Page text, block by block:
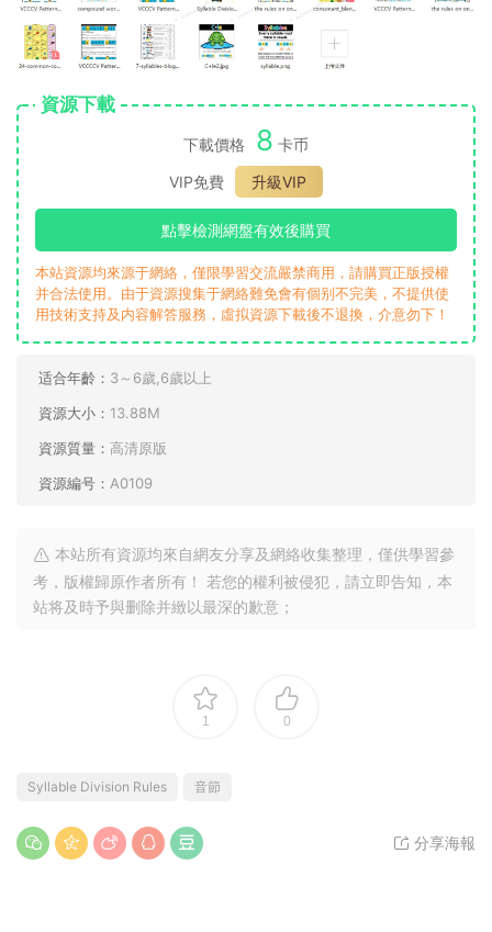
資源下載
下載價格 8 卡币
VIP免費
升級VIP
點擊檢測網盤有效後購買
本站資源均來源于網絡，僅限學習交流嚴禁商用，請購買正版授權
并合法使用。由于資源搜集于網絡難免會有個别不完美，不提供使
用技術支持及内容解答服務，虛拟資源下載後不退換，介意勿下！
适合年齡： 3～6歲,6歲以上
資源大小： 13.88M
資源質量： 高清原版
資源編号： A0109
本站所有資源均來自網友分享及網絡收集整理，僅供學習參
考，版權歸原作者所有！ 若您的權利被侵犯，請立即告知，本
站将及時予與删除并緻以最深的歉意；
1 0
Syllable Division Rules 音節
分享海報